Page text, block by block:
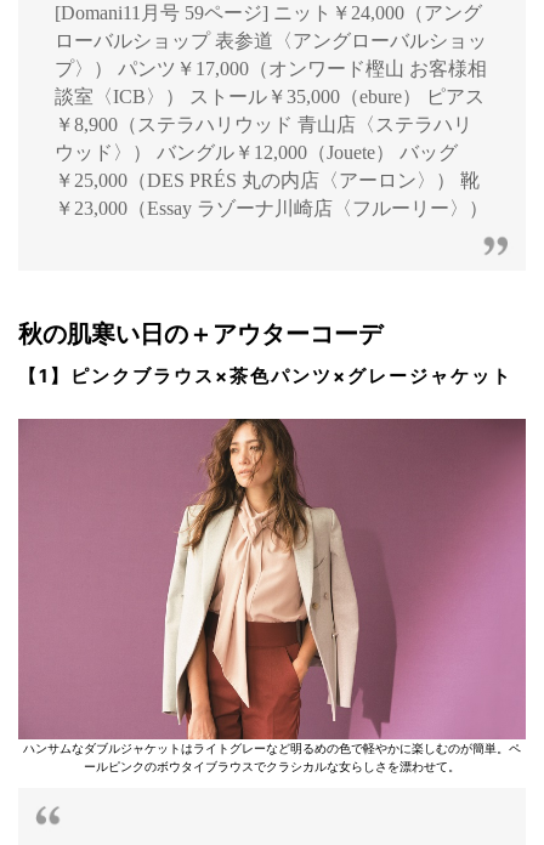
[Domani11月号 59ページ] ニット￥24,000（アング
ローバルショップ 表参道〈アングローバルショッ
プ〉） パンツ￥17,000（オンワード樫山 お客様相
談室〈ICB〉） ストール￥35,000（ebure） ピアス
￥8,900（ステラハリウッド 青山店〈ステラハリ
ウッド〉） バングル￥12,000（Jouete） バッグ
￥25,000（DES PRÉS 丸の内店〈アーロン〉） 靴
￥23,000（Essay ラゾーナ川崎店〈フルーリー〉）
秋の肌寒い日の＋アウターコーデ
【1】ピンクブラウス×茶色パンツ×グレージャケット
ハンサムなダブルジャケットはライトグレーなど明るめの色で軽やかに楽しむのが簡単。ペ
ールピンクのボウタイブラウスでクラシカルな女らしさを漂わせて。